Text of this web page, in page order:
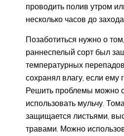
проводить полив утром
несколько часов до
Позаботиться нужно о
раннеспелый сорт был
температурных
сохранял влагу, если ему
Решить проблемы можно
использовать мульчу.
защищается листьями,
травами. Можно